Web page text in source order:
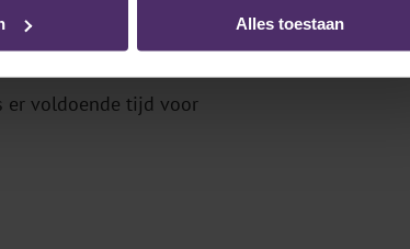
Alles toestaan
er voldoende tijd voor